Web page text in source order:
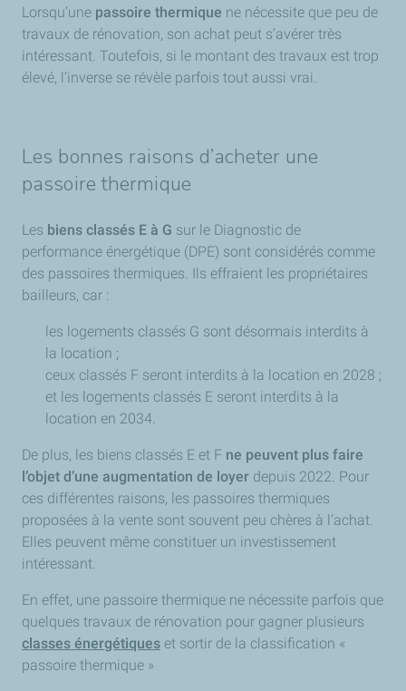
Lorsqu’une passoire thermique ne nécessite que peu de
travaux de rénovation, son achat peut s’avérer très
intéressant. Toutefois, si le montant des travaux est trop
élevé, l’inverse se révèle parfois tout aussi vrai.
Les bonnes raisons d’acheter une
passoire thermique
Les biens classés E à G sur le Diagnostic de
performance énergétique (DPE) sont considérés comme
des passoires thermiques. Ils effraient les propriétaires
bailleurs, car :
les logements classés G sont désormais interdits à
la location ;
ceux classés F seront interdits à la location en 2028 ;
et les logements classés E seront interdits à la
location en 2034.
De plus, les biens classés E et F ne peuvent plus faire
l’objet d’une augmentation de loyer depuis 2022. Pour
ces différentes raisons, les passoires thermiques
proposées à la vente sont souvent peu chères à l’achat.
Elles peuvent même constituer un investissement
intéressant.
En effet, une passoire thermique ne nécessite parfois que
quelques travaux de rénovation pour gagner plusieurs
classes énergétiques et sortir de la classification «
passoire thermique »